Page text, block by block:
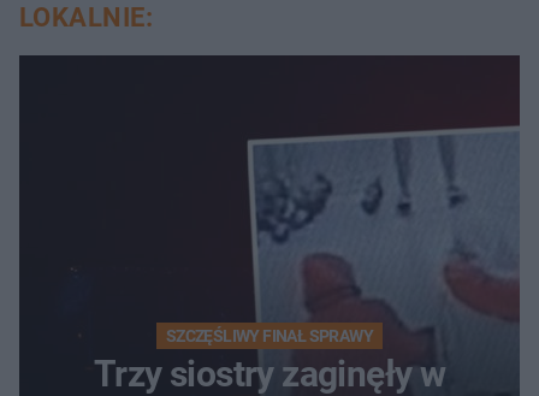
LOKALNIE:
SZCZĘŚLIWY FINAŁ SPRAWY
Trzy siostry zaginęły w